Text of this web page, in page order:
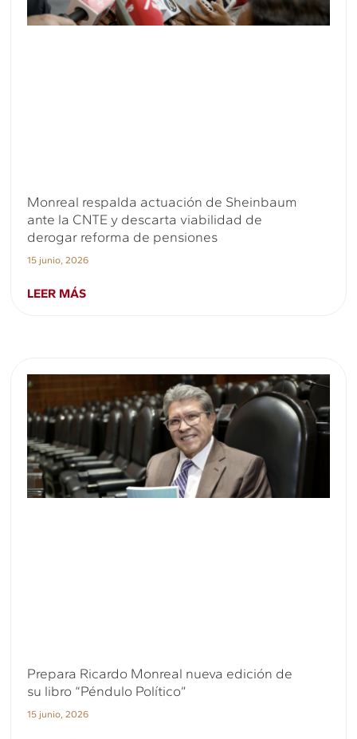
Monreal respalda actuación de Sheinbaum
ante la CNTE y descarta viabilidad de
derogar reforma de pensiones
15 junio, 2026
LEER MÁS
Prepara Ricardo Monreal nueva edición de
su libro “Péndulo Político”
15 junio, 2026